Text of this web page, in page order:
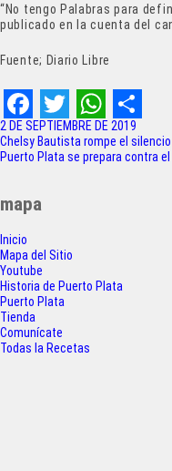
“No tengo Palabras para
publicado en la cuenta del
Fuente; Diario Libre
F
a
c
e
b
o
o
k
T
w
t
t
e
r
W
h
A
p
S
h
2 DE SEPTIEMBRE DE 2019
Navegación
de
Chelsy Bautista rompe el silencio
Puerto Plata se prepara contra
mapa
Inicio
Mapa del Sitio
Youtube
Historia de Puerto Plata
Puerto Plata
Tienda
Comunícate
Todas la Recetas